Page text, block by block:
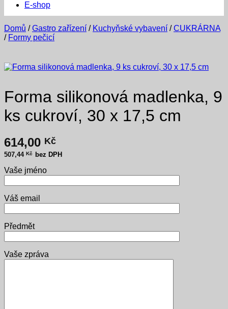
E-shop
Domů / Gastro zařízení / Kuchyňské vybavení / CUKRÁRNA
/ Formy pečicí
Forma silikonová madlenka, 9
ks cukroví, 30 x 17,5 cm
614,00 Kč
507,44 Kč bez DPH
Vaše jméno
Váš email
Předmět
Vaše zpráva